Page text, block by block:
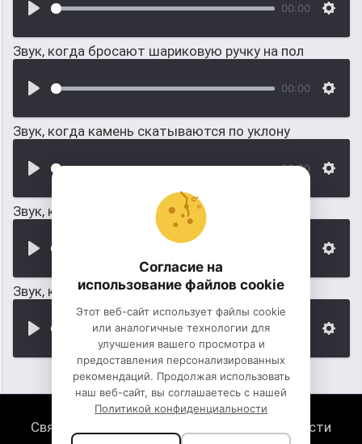
00:00
Звук, когда бросают шариковую ручку на пол
00:00
Звук, когда камень скатываются по уклону
00:00
Звук, когда камень падает на дорогу
Звук, когда по трубе катятся камень
Связь с нами
Политика конфиденциальности
Согласие на
использование файлов cookie
Этот веб-сайт использует файлы cookie
или аналогичные технологии для
улучшения вашего просмотра и
предоставления персонализированных
рекомендаций. Продолжая использовать
наш веб-сайт, вы соглашаетесь с нашей
Политикой конфиденциальности